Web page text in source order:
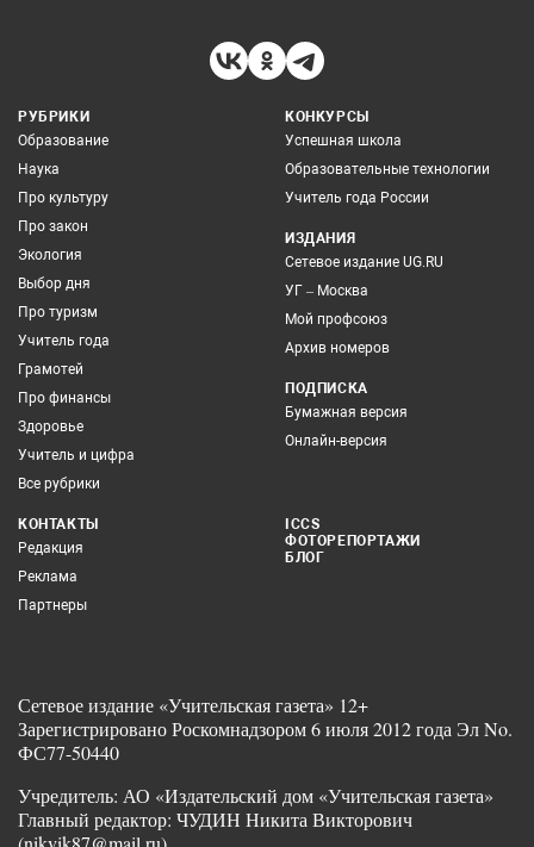
РУБРИКИ
Образование
Наука
Про культуру
Про закон
Экология
Выбор дня
Про туризм
Учитель года
Грамотей
Про финансы
Здоровье
Учитель и цифра
Все рубрики
КОНКУРСЫ
Успешная школа
Образовательные технологии
Учитель года России
ИЗДАНИЯ
Сетевое издание UG.RU
УГ – Москва
Мой профсоюз
Архив номеров
ПОДПИСКА
Бумажная версия
Онлайн-версия
КОНТАКТЫ
Редакция
Реклама
Партнеры
ICCS
ФОТОРЕПОРТАЖИ
БЛОГ
Сетевое издание «Учительская газета» 12+
Зарегистрировано Роскомнадзором 6 июля 2012 года Эл No.
ФС77-50440
Учредитель: АО «Издательский дом «Учительская газета»
Главный редактор: ЧУДИН Никита Викторович